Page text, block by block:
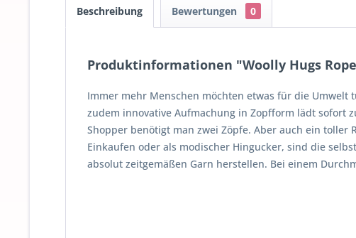
Beschreibung Bewertungen 0
Produktinformationen "Woolly Hugs
Immer mehr Menschen möchten etwas für die Umwelt
zudem innovative Aufmachung in Zopfform lädt sofort
Shopper benötigt man zwei Zöpfe. Aber auch ein toller
Einkaufen oder als modischer Hingucker, sind die
absolut zeitgemäßen Garn herstellen. Bei einem